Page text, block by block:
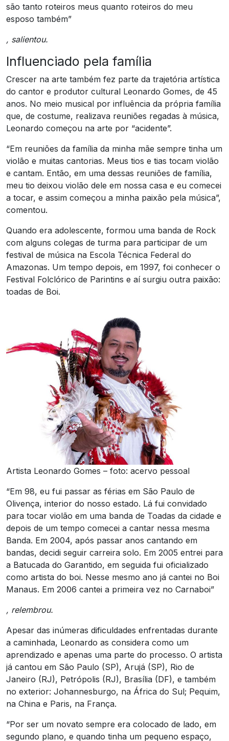
são tanto roteiros meus quanto roteiros do meu
esposo também”
, salientou.
Influenciado pela família
Crescer na arte também fez parte da trajetória artística
do cantor e produtor cultural Leonardo Gomes, de 45
anos. No meio musical por influência da própria família
que, de costume, realizava reuniões regadas à música,
Leonardo começou na arte por “acidente”.
“Em reuniões da família da minha mãe sempre tinha um
violão e muitas cantorias. Meus tios e tias tocam violão
e cantam. Então, em uma dessas reuniões de família,
meu tio deixou violão dele em nossa casa e eu comecei
a tocar, e assim começou a minha paixão pela música”,
comentou.
Quando era adolescente, formou uma banda de Rock
com alguns colegas de turma para participar de um
festival de música na Escola Técnica Federal do
Amazonas. Um tempo depois, em 1997, foi conhecer o
Festival Folclórico de Parintins e aí surgiu outra paixão:
toadas de Boi.
Artista Leonardo Gomes – foto: acervo pessoal
“Em 98, eu fui passar as férias em São Paulo de
Olivença, interior do nosso estado. Lá fui convidado
para tocar violão em uma banda de Toadas da cidade e
depois de um tempo comecei a cantar nessa mesma
Banda. Em 2004, após passar anos cantando em
bandas, decidi seguir carreira solo. Em 2005 entrei para
a Batucada do Garantido, em seguida fui oficializado
como artista do boi. Nesse mesmo ano já cantei no Boi
Manaus. Em 2006 cantei a primeira vez no Carnaboi”
, relembrou.
Apesar das inúmeras dificuldades enfrentadas durante
a caminhada, Leonardo as considera como um
aprendizado e apenas uma parte do processo. O artista
já cantou em São Paulo (SP), Arujá (SP), Rio de
Janeiro (RJ), Petrópolis (RJ), Brasília (DF), e também
no exterior: Johannesburgo, na África do Sul; Pequim,
na China e Paris, na França.
“Por ser um novato sempre era colocado de lado, em
segundo plano, e quando tinha um pequeno espaço,